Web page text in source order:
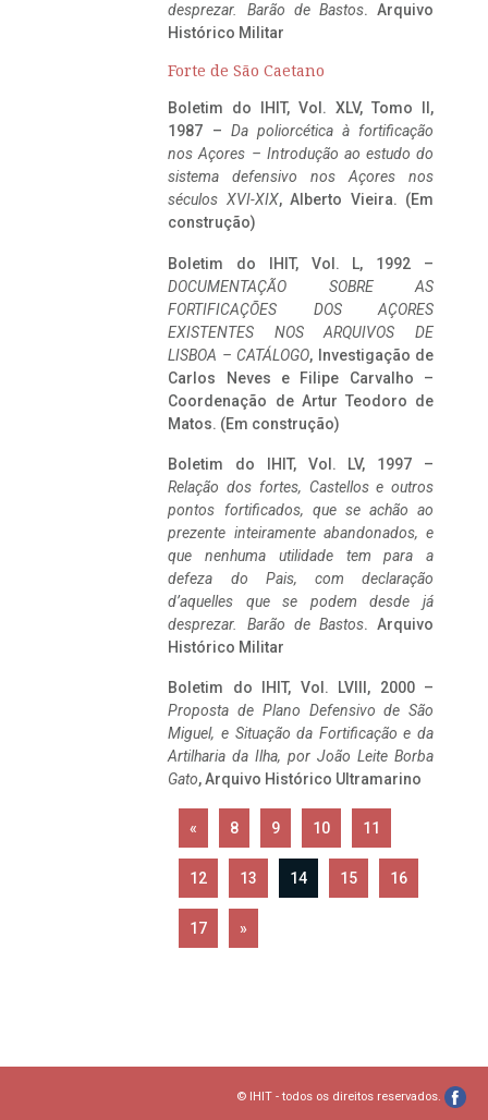
desprezar. Barão de Bastos. Arquivo
Histórico Militar
Forte de São Caetano
Boletim do IHIT, Vol. XLV, Tomo II,
1987 – Da poliorcética à fortificação
nos Açores – Introdução ao estudo do
sistema defensivo nos Açores nos
séculos XVI-XIX, Alberto Vieira. (Em
construção)
Boletim do IHIT, Vol. L, 1992 –
DOCUMENTAÇÃO SOBRE AS
FORTIFICAÇÕES DOS AÇORES
EXISTENTES NOS ARQUIVOS DE
LISBOA – CATÁLOGO, Investigação de
Carlos Neves e Filipe Carvalho –
Coordenação de Artur Teodoro de
Matos. (Em construção)
Boletim do IHIT, Vol. LV, 1997 –
Relação dos fortes, Castellos e outros
pontos fortificados, que se achão ao
prezente inteiramente abandonados, e
que nenhuma utilidade tem para a
defeza do Pais, com declaração
d’aquelles que se podem desde já
desprezar. Barão de Bastos. Arquivo
Histórico Militar
Boletim do IHIT, Vol. LVIII, 2000 –
Proposta de Plano Defensivo de São
Miguel, e Situação da Fortificação e da
Artilharia da Ilha, por João Leite Borba
Gato, Arquivo Histórico Ultramarino
« 8 9 10 11
12 13 14 15 16
17 »
© IHIT - todos os direitos reservados.